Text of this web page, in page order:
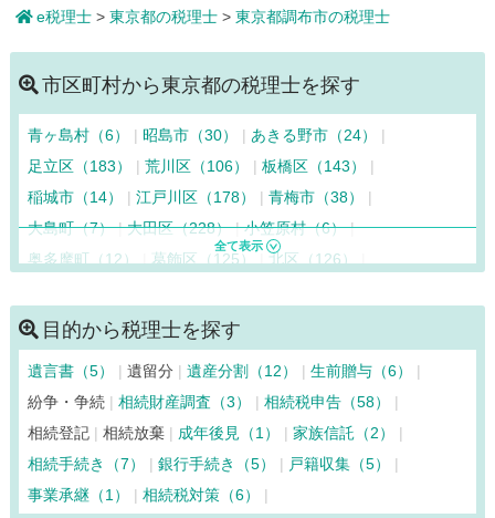
e税理士> 東京都の税理士> 東京都調布市の税理士
市区町村から東京都の税理士を探す
青ヶ島村（6） 昭島市（30）
あきる野市（24）
足立区（183）
荒川区（106）
板橋区（143）
稲城市（14）
江戸川区（178）
青梅市（38）
大島町（7） 大田区（228） 小笠原村（6）
奥多摩町（12）
葛飾区（125）
北区（126）
江東区（125） 小金井市（43）
小平市（49） 狛江市（26） 品川区（183）
渋谷区（337） 新宿区（563）
杉並区（184）
墨田区（135） 世田谷区（170） 台東区（305）
立川市（84） 多摩市（39） 中央区（562）
調布市（58）
千代田区（700） 豊島区（365）
利島村（6）
中野区（126） 新島村（6）
西東京市（49）
目的から税理士を探す
遺言書（5） 遺留分 遺産分割（12）
生前贈与（6）
紛争・争続
相続財産調査（3）
相続税申告（58）
相続登記
相続放棄 成年後見（1）
家族信託（2）
相続手続き（7）
銀行手続き（5）
戸籍収集（5）
事業承継（1）
相続税対策（6）